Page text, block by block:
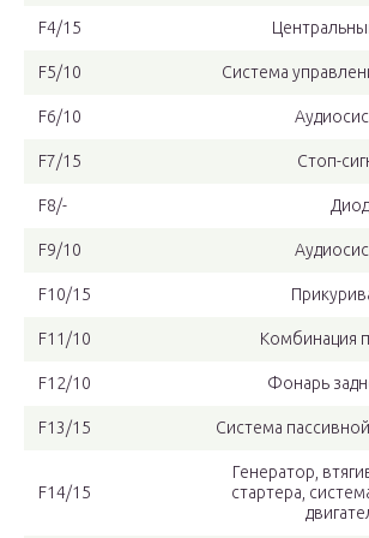
F4/15
F5/10 Система
F6/10
F7/15 Стоп-
F8/- Диод
F9/10
F10/15
F11/10 Комбинация
F12/10 Фонарь
F13/15 Система
F14/15
Генератор,
стартера,